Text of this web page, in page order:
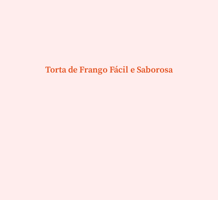
Torta de Frango Fácil e Saborosa